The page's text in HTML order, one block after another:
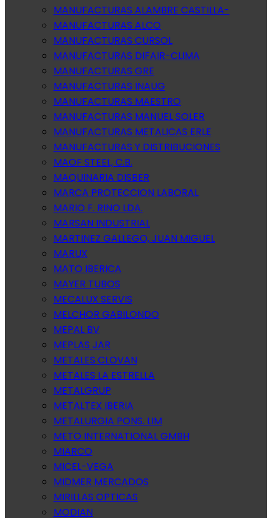
MANUFACTURAS ALAMBRE CASTILLA-
MANUFACTURAS ALCO
MANUFACTURAS CURSOL
MANUFACTURAS DIFAIR-CLIMA
MANUFACTURAS GRE
MANUFACTURAS INAUG
MANUFACTURAS MAESTRO
MANUFACTURAS MANUEL SOLER
MANUFACTURAS METALICAS ERLE
MANUFACTURAS Y DISTRIBUCIONES
MAOF STEEL, C.B.
MAQUINARIA DISBER
MARCA PROTECCION LABORAL
MARIO F. RINO LDA.
MARSAN INDUSTRIAL
MARTINEZ GALLEGO, JUAN MIGUEL
MARUX
MATO IBERICA
MAYER TUBOS
MECALUX SERVIS
MELCHOR GABILONDO
MEPAL BV
MEPLAS JAR
METALES CLOVAN
METALES LA ESTRELLA
METALGRUP
METALTEX IBERIA
METALURGIA PONS. LIM
METO INTERNATIONAL GMBH
MIARCO
MICEL-VEGA
MIDMER MERCADOS
MIRILLAS OPTICAS
MODIAN